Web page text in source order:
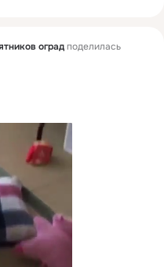
оградподелилась